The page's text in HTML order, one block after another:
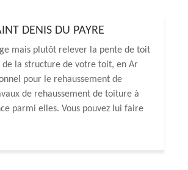
DENIS DU PAYRE
mais plutôt relever la pente de toit
la structure de votre toit, en Ar
pour le rehaussement de
de rehaussement de toiture à
parmi elles. Vous pouvez lui faire